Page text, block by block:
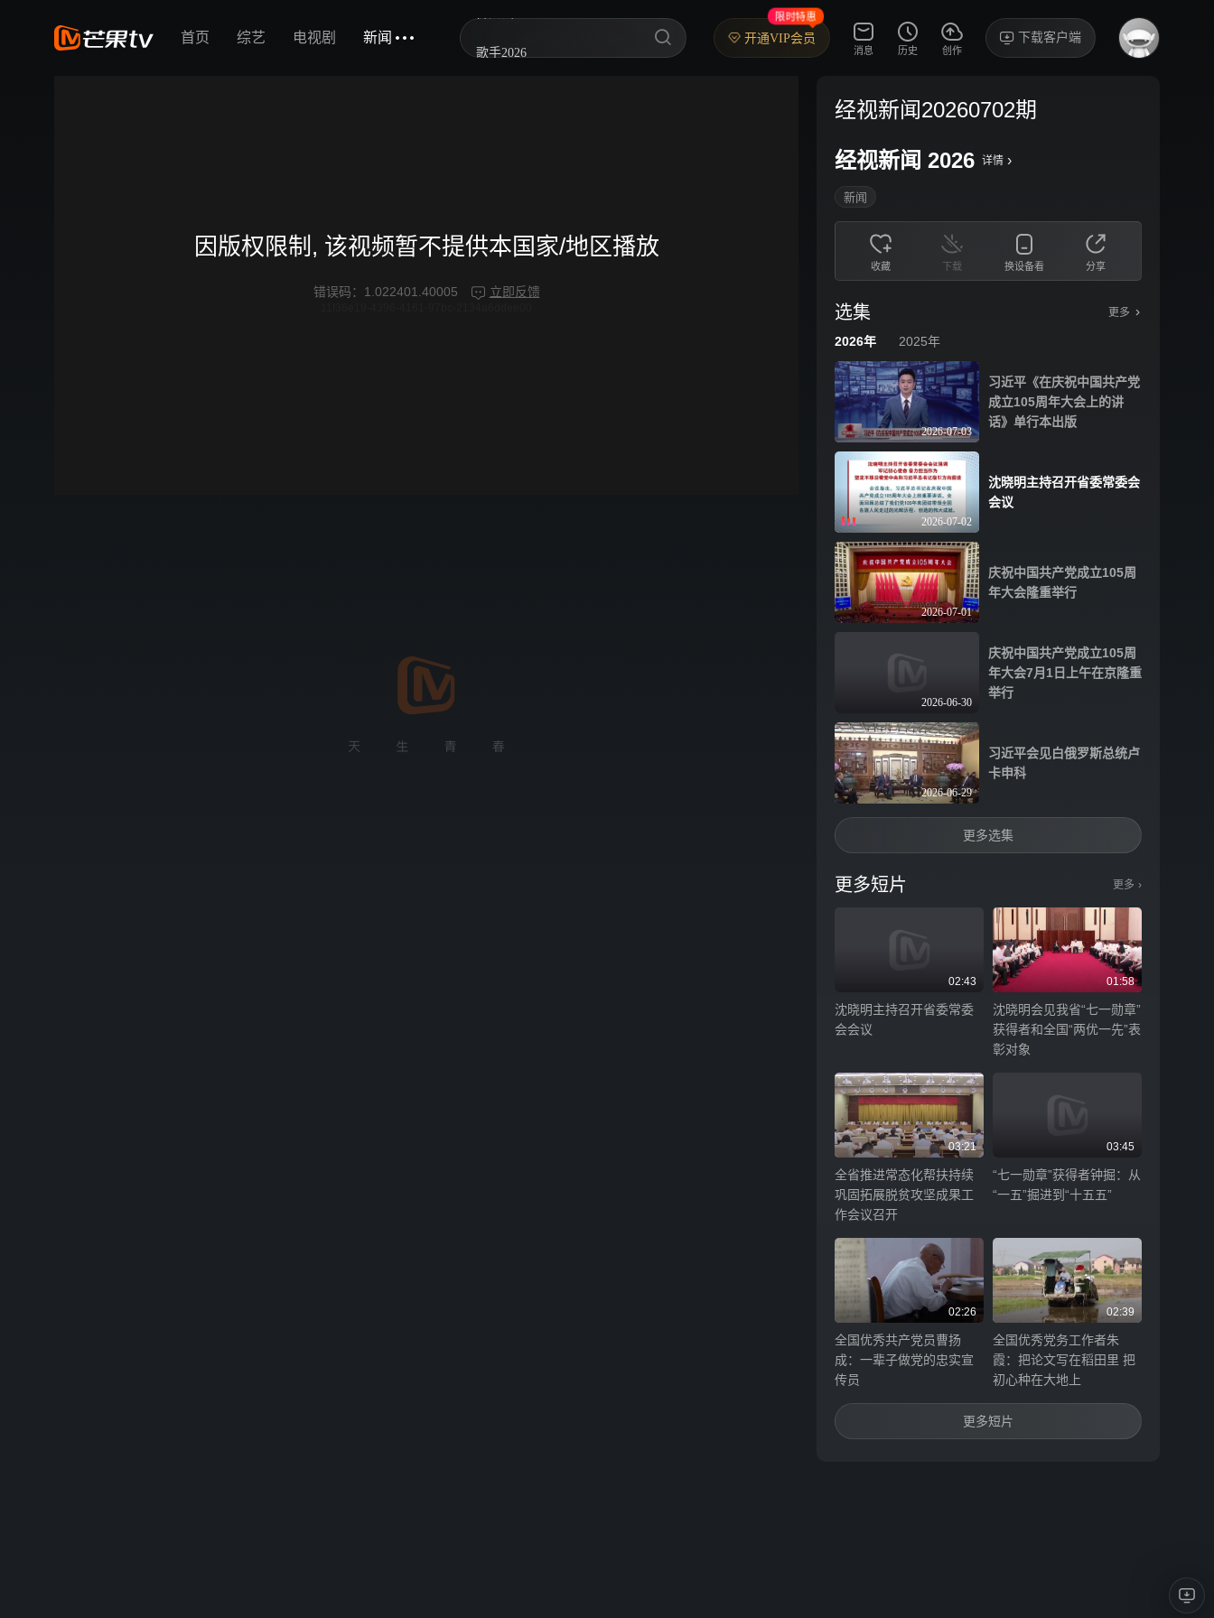
首页 综艺 电视剧 新闻
忙忙碌碌寻宝藏2
开通VIP会员
限时特惠
消息 历史 创作
下载客户端
因版权限制, 该视频暂不提供本国家/地区播放
错误码： 1.022401.40005 立即反馈
经视新闻20260702期
经视新闻 2026 详情 ›
新闻
收藏 下载 换设备看 分享
选集 更多
2026年 2025年
2026-07-03
习近平《在庆祝中国共产党
成立105周年大会上的讲
话》单行本出版
2026-07-02
沈晓明主持召开省委常委会
会议
2026-07-01
庆祝中国共产党成立105周
年大会隆重举行
2026-06-30
庆祝中国共产党成立105周
年大会7月1日上午在京隆重
举行
2026-06-29
习近平会见白俄罗斯总统卢
卡申科
更多选集
更多短片 更多 ›
02:43
沈晓明主持召开省委常委
会会议
01:58
沈晓明会见我省“七一勋章”
获得者和全国“两优一先”表
彰对象
03:21
全省推进常态化帮扶持续
巩固拓展脱贫攻坚成果工
作会议召开
03:45
“七一勋章”获得者钟掘：从
“一五”掘进到“十五五”
02:26
全国优秀共产党员曹扬
成：一辈子做党的忠实宣
传员
02:39
全国优秀党务工作者朱
霞：把论文写在稻田里 把
初心种在大地上
更多短片